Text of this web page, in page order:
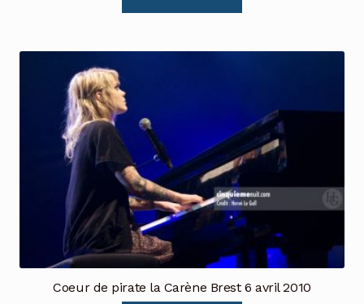
Coeur de pirate la Carène Brest 6 avril 2010